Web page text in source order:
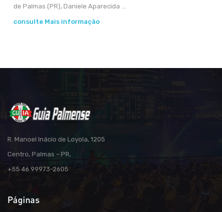
de Palmas (PR), Daniele Aparecida ...
consulte Mais informação
R. Manoel Inácio de Loyola, 1205
Centro, Palmas – PR,
+55 46 99973-2605
Páginas